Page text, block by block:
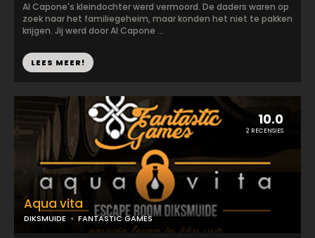
Al Capone's kleindochter werd vermoord. De daders waren op
zoek naar het familiegeheim, maar konden het niet te pakken
krijgen. Jij werd door Al Capone ...
LEES MEER!
10.0
2 RECENSIES
Aqua vita
DIKSMUIDE FANTASTIC GAMES